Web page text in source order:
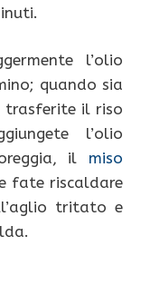
l’olio
quando sia
trasferite il riso
l’olio
il miso
fate riscaldare
tritato e